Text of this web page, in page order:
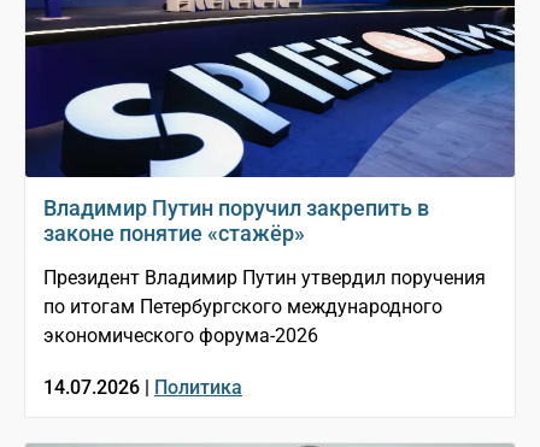
Владимир Путин поручил закрепить в
законе понятие «стажёр»
Президент Владимир Путин утвердил поручения
по итогам Петербургского международного
экономического форума-2026
14.07.2026 | Политика